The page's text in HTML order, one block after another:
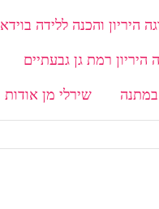
שירלי מן אודות